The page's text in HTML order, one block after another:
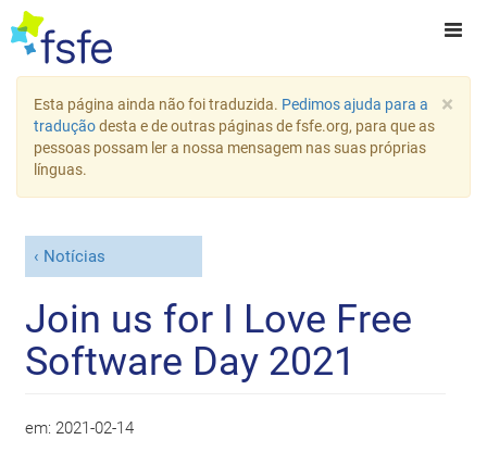
×
Esta página ainda não foi traduzida. Pedimos ajuda para a
traduçãodesta e de outras páginas de fsfe.org, para que as
pessoas possam ler a nossa mensagem nas suas próprias
línguas.
Notícias
Join us for I Love Free
Software Day 2021
em: 2021-02-14